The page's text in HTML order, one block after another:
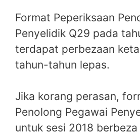
Format Peperiksaan
Penyelidik Q29 pada
terdapat perbezaan
tahun-tahun lepas.
Jika korang perasan,
Penolong Pegawai
untuk sesi 2018